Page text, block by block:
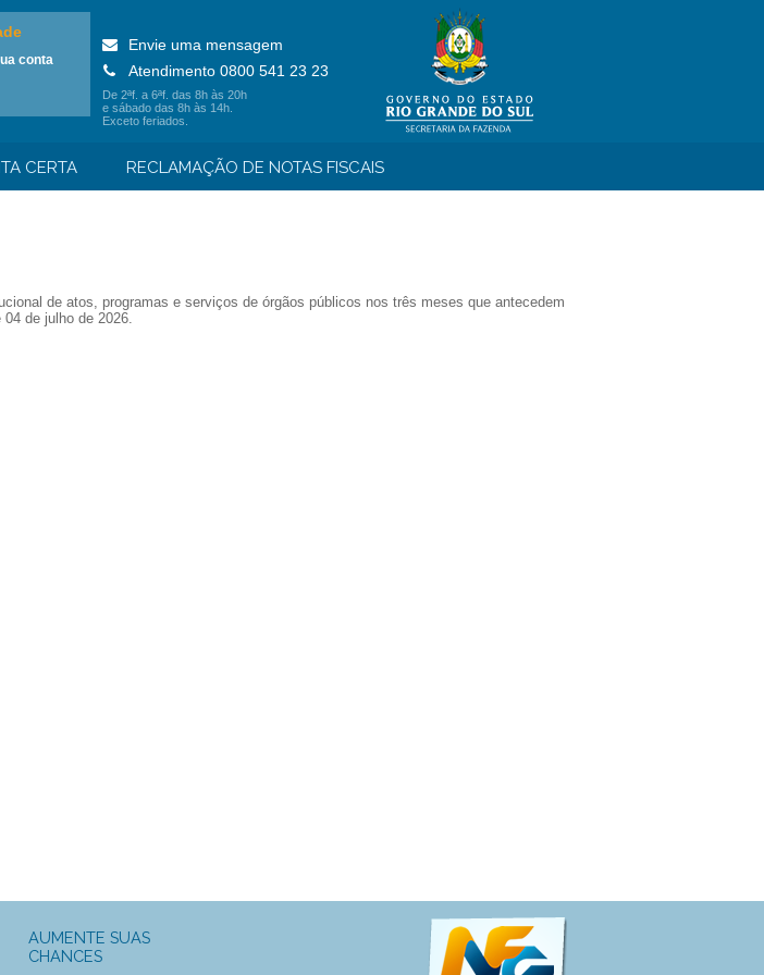
conta
Envie uma mensagem
Atendimento 0800 541 23 23
De 2ªf. a 6ªf. das 8h às 20h
e sábado das 8h às 14h.
Exceto feriados.
CERTA RECLAMAÇÃO DE NOTAS FISCAIS
de atos, programas e serviços de órgãos públicos nos três meses que antecedem
de julho de 2026.
AUMENTE SUAS
CHANCES